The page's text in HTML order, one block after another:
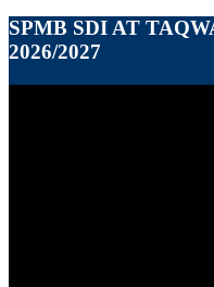
SPMB SDI AT
2026/2027